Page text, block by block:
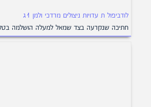
לודביפול ת עדויות ניצולים מרדכי ולמן 1ג
חתיכה שנקרעה בצד שמאל למעלה הושלמה